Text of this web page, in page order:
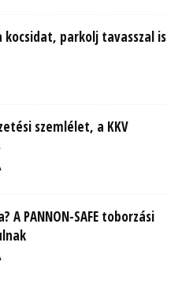
kocsidat, parkolj tavasszal is
szemlélet, a KKV
A PANNON-SAFE toborzási